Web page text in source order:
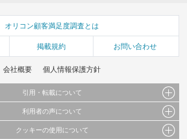
オリコン顧客満足度調査とは
掲載規約 お問い合わせ
会社概要 個人情報保護方針
引用・転載について
情報（文字、写真、イラスト、画像データ等）及びこれらの配
可なく無断転載・複製などの二次利用を行うことは固く禁じて
利用者の声について
容はすべてサービスの利用者が提出された見解・感想です。
クッキーの使用について